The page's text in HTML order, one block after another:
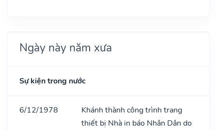
Ngày này năm xưa
Sự kiện trong nước
6/12/1978
Khánh thành công trình trang
thiết bị Nhà in báo Nhân Dân do